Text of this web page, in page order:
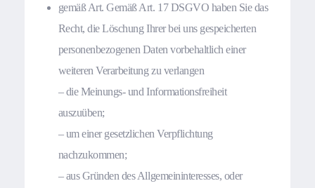
gemäß Art. Gemäß Art. 17 DSGVO haben Sie das
Recht, die Löschung Ihrer bei uns gespeicherten
personenbezogenen Daten vorbehaltlich einer
weiteren Verarbeitung zu verlangen
– die Meinungs- und Informationsfreiheit
auszuüben;
– um einer gesetzlichen Verpflichtung
nachzukommen;
– aus Gründen des Allgemeininteresses, oder